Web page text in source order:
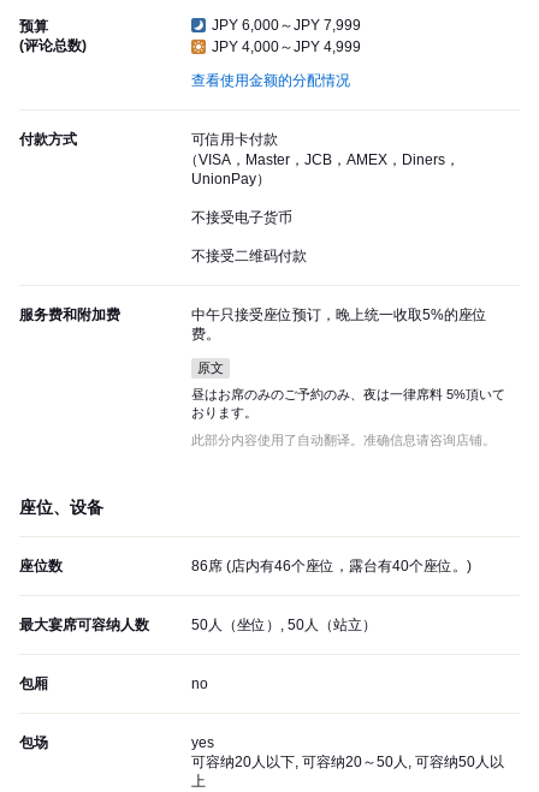
预算
(评论总数)
JPY 6,000～JPY 7,999
JPY 4,000～JPY 4,999
查看使用金额的分配情况
付款方式
可信用卡付款
（VISA，Master，JCB，AMEX，Diners，
UnionPay）
不接受电子货币
不接受二维码付款
服务费和附加费
中午只接受座位预订，晚上统一收取5%的座位
费。
原文
昼はお席のみのご予約のみ、夜は一律席料 5%頂いて
おります。
此部分内容使用了自动翻译。准确信息请咨询店铺。
座位、设备
座位数 86席 (店内有46个座位，露台有40个座位。)
最大宴席可容纳人数 50人（坐位）, 50人（站立）
包厢 no
包场
yes
可容纳20人以下, 可容纳20～50人, 可容纳50人以
上